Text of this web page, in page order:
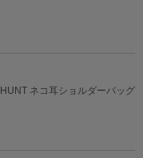
ネコ耳ショルダーバッグ